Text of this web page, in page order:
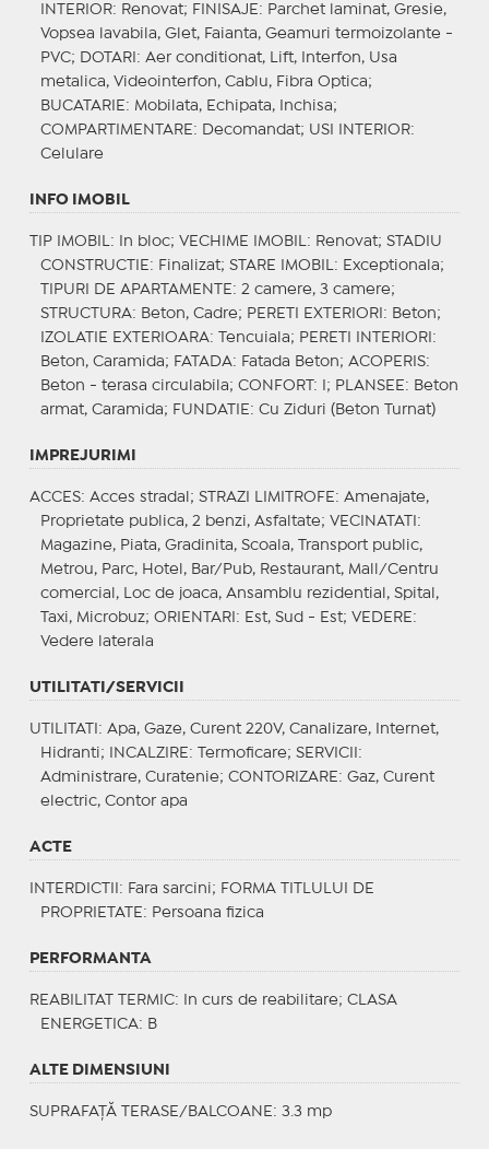
INTERIOR: Renovat; FINISAJE : Parchet laminat, Gresie,
Vopsea lavabila, Glet, Faianta, Geamuri termoizolante -
PVC;
DOTARI : Aer conditionat, Lift, Interfon, Usa
metalica, Videointerfon, Cablu, Fibra Optica;
BUCATARIE : Mobilata, Echipata, Inchisa;
COMPARTIMENTARE : Decomandat; USI INTERIOR:
Celulare
INFO IMOBIL
TIP IMOBIL : In bloc; VECHIME IMOBIL : Renovat; STADIU
CONSTRUCTIE : Finalizat; STARE IMOBIL : Exceptionala;
TIPURI DE APARTAMENTE : 2 camere, 3 camere;
STRUCTURA: Beton, Cadre; PERETI EXTERIORI : Beton;
IZOLATIE EXTERIOARA: Tencuiala; PERETI INTERIORI :
Beton, Caramida; FATADA: Fatada Beton; ACOPERIS:
Beton - terasa circulabila; CONFORT : I; PLANSEE : Beton
armat, Caramida; FUNDATIE : Cu Ziduri (Beton Turnat)
IMPREJURIMI
ACCES: Acces stradal; STRAZI LIMITROFE : Amenajate,
Proprietate publica, 2 benzi, Asfaltate; VECINATATI :
Magazine, Piata, Gradinita, Scoala, Transport public,
Metrou, Parc, Hotel, Bar/Pub, Restaurant, Mall/Centru
comercial, Loc de joaca, Ansamblu rezidential, Spital,
Taxi, Microbuz; ORIENTARI : Est, Sud - Est; VEDERE :
Vedere laterala
UTILITATI/SERVICII
UTILITATI : Apa, Gaze, Curent 220V, Canalizare, Internet,
Hidranti;
INCALZIRE : Termoficare; SERVICII :
Administrare, Curatenie; CONTORIZARE : Gaz, Curent
electric, Contor apa
ACTE
INTERDICTII : Fara sarcini; FORMA TITLULUI DE
PROPRIETATE : Persoana fizica
PERFORMANTA
REABILITAT TERMIC: In curs de reabilitare; CLASA
ENERGETICA: B
ALTE DIMENSIUNI
SUPRAFAȚĂ TERASE/BALCOANE: 3.3 mp